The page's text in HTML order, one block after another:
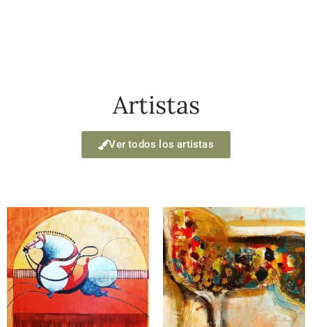
Artistas
Ver todos los artistas